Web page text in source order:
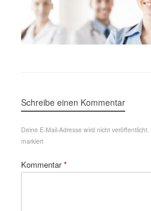
Schreibe einen Kommentar
Deine E-Mail-Adresse wird nicht veröffentlicht.
markiert
Kommentar*